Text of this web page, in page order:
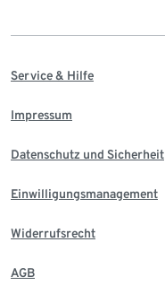
Service & Hilfe
Impressum
Datenschutz und Sicherheit
Einwilligungsmanagement
Widerrufsrecht
AGB